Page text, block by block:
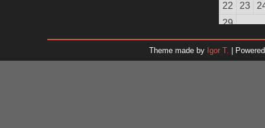
22
23
29
Theme made by Igor T. |